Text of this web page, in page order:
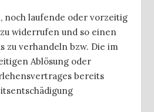
noch laufende oder vorzeitig
widerrufen und so einen
zu verhandeln bzw. Die im
Ablösung oder
bereits